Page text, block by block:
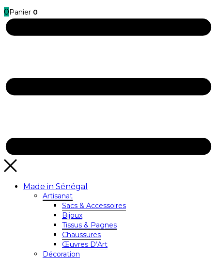
0 Panier 0
Made in Sénégal
Artisanat
Sacs & Accessoires
Bijoux
Tissus & Pagnes
Chaussures
Œuvres D’Art
Décoration